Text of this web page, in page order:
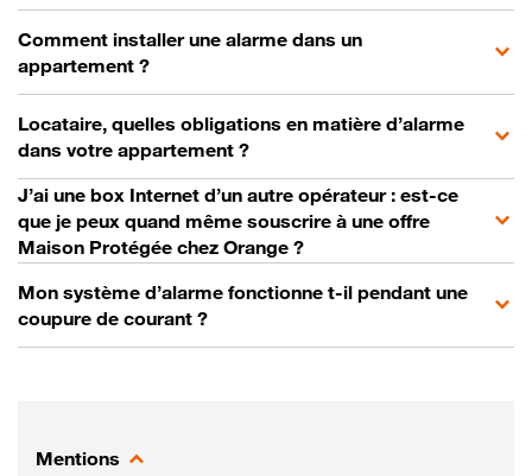
Comment installer une alarme dans un
appartement ?
Locataire, quelles obligations en matière d’alarme
dans votre appartement ?
J’ai une box Internet d’un autre opérateur : est-ce
que je peux quand même souscrire à une offre
Maison Protégée chez Orange ?
Mon système d’alarme fonctionne t-il pendant une
coupure de courant ?
Mentions